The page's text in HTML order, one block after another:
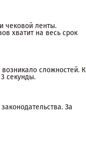
чековой ленты.
хватит на весь срок
сложностей. К
секунды.
За